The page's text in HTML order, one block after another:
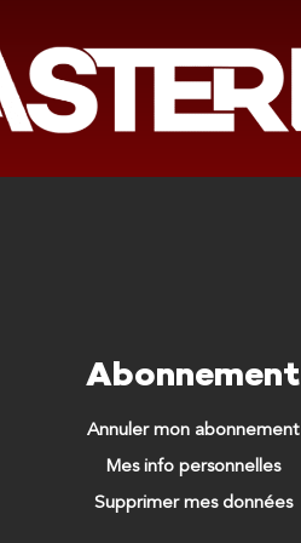
Abonnement
Annuler mon abonnement
Mes info personnelles
Supprimer mes données